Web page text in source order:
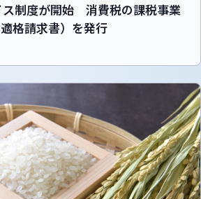
ス制度が開始 消費税の課税事業
格請求書）を発行